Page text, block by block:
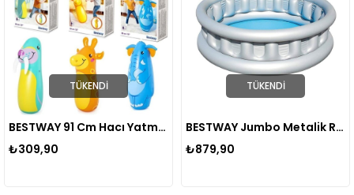
TÜKENDI
BESTWAY 91 Cm Hacı Yatmaz Hayvan Figürlü
₺309,90
TÜKENDI
BESTWAY Jumbo Metalik Renk Havuz 30,5 X 7,5 Cm. 51080
₺879,90